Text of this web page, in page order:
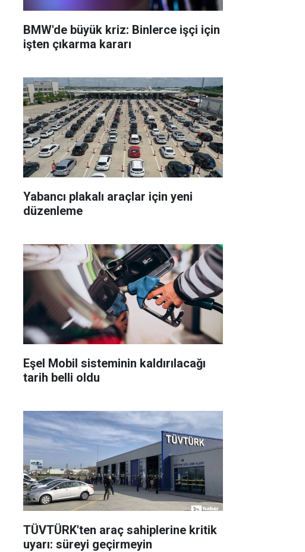
BMW'de büyük kriz: Binlerce işçi için
işten çıkarma kararı
Yabancı plakalı araçlar için yeni
düzenleme
Eşel Mobil sisteminin kaldırılacağı
tarih belli oldu
TÜVTÜRK'ten araç sahiplerine kritik
uyarı: süreyi geçirmeyin